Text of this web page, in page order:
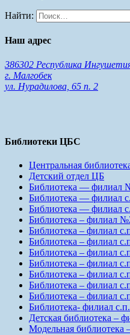
Найти:
Наш адрес
386302 Республика
г. Малгобек
ул. Нурадилова, 65 п. 2
Библиотеки ЦБС
Центральная
Детский отдел ЦБ
Библиотека — филиал
Библиотека — филиал
Библиотека — филиал
Библиотека – филиал
Библиотека – филиал
Библиотека – филиал
Библиотека – филиал
Библиотека – филиал
Библиотека – филиал
Библиотека – филиал
Библиотека – филиал
Библиотека- филиал
Детская библиотека –
Модельная